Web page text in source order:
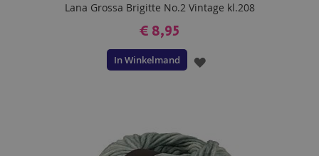
Lana Grossa Brigitte No.2 Vintage kl.208
€ 8,95
In Winkelmand
VOEG